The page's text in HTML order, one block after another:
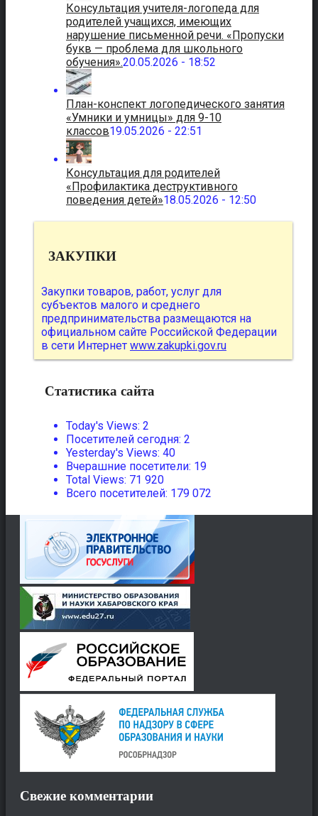
Консультация учителя-логопеда для
родителей учащихся, имеющих
нарушение письменной речи. «Пропуски
букв — проблема для школьного
обучения».20.05.2026 - 18:52
План-конспект логопедического занятия
«Умники и умницы» для 9-10
классов19.05.2026 - 22:51
Консультация для родителей
«Профилактика деструктивного
поведения детей»18.05.2026 - 12:50
ЗАКУПКИ
Закупки товаров, работ, услуг для
субъектов малого и среднего
предпринимательства размещаются на
официальном сайте Российской Федерации
в сети Интернет www.zakupki.gov.ru
Статистика сайта
Today's Views: 2
Посетителей сегодня: 2
Yesterday's Views: 40
Вчерашние посетители: 19
Total Views: 71 920
Всего посетителей: 179 072
Свежие комментарии